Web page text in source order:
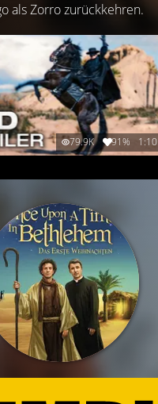
als Zorro zurückkehren.
79.9K 91% 1:10